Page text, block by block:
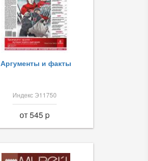
Аргументы и факты
Индекс Э11750
от 545 p